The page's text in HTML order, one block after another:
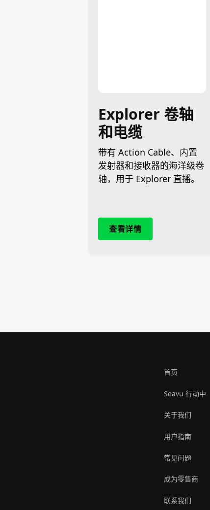
Explorer 卷轴
和电缆
带有 Action Cable、内置
发射器和接收器的海洋级卷
轴，用于 Explorer 直播。
查看详情
首页
Seavu 行动中
关于我们
用户指南
常见问题
成为零售商
联系我们